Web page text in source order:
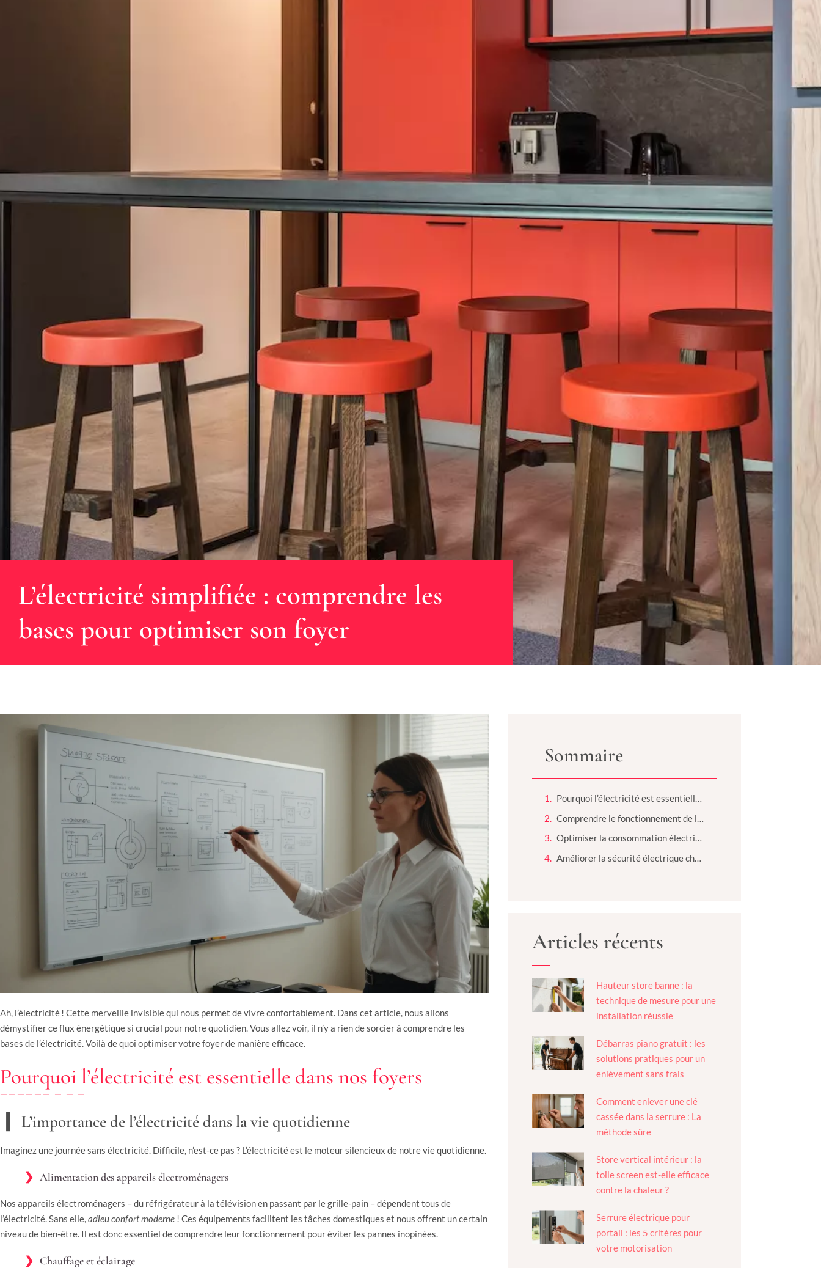
L’électricité simplifiée : comprendre les
bases pour optimiser son foyer
Ah, l’électricité ! Cette merveille invisible qui nous permet de vivre confortablement. Dans cet article, nous allons
démystifier ce flux énergétique si crucial pour notre quotidien. Vous allez voir, il n’y a rien de sorcier à comprendre les
bases de l’électricité. Voilà de quoi optimiser votre foyer de manière efficace.
Pourquoi l’électricité est essentielle dans nos foyers
L’importance de l’électricité dans la vie quotidienne
Imaginez une journée sans électricité. Difficile, n’est-ce pas ? L’électricité est le moteur silencieux de notre vie quotidienne.
Alimentation des appareils électroménagers
Nos appareils électroménagers – du réfrigérateur à la télévision en passant par le grille-pain – dépendent tous de
l’électricité. Sans elle,adieu confort moderne ! Ces équipements facilitent les tâches domestiques et nous offrent un certain
niveau de bien-être. Il est donc essentiel de comprendre leur fonctionnement pour éviter les pannes inopinées.
Chauffage et éclairage
Sommaire
Pourquoi l’électricité est essentielle dans nos foyers
Comprendre le fonctionnement de l’électricité
Optimiser la consommation électrique à la maison
Améliorer la sécurité électrique chez soi
Articles récents
Hauteur store banne : la
technique de mesure pour une
installation réussie
Débarras piano gratuit : les
solutions pratiques pour un
enlèvement sans frais
Comment enlever une clé
cassée dans la serrure : La
méthode sûre
Store vertical intérieur : la
toile screen est-elle efficace
contre la chaleur ?
Serrure électrique pour
portail : les 5 critères pour
votre motorisation